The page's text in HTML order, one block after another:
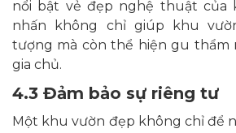
nổi bật vẻ đẹp nghệ thuật của
nhấn không chỉ giúp khu
tượng mà còn thể hiện gu thẩm
gia chủ.
4.3 Đảm bảo sự riêng tư
Một khu vườn đẹp không chỉ để